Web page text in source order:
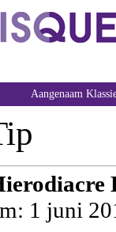
Aangenaam
1 juni